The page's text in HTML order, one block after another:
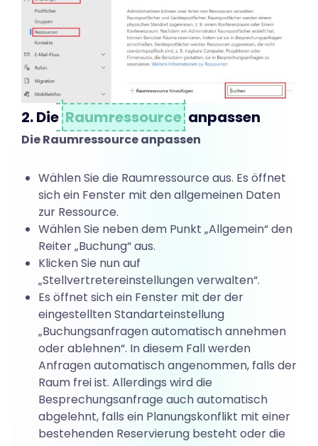
n
g
ä
u
m
2. Die Raumressource anpassen
Die Raumressource anpassen
Wählen Sie die Raumressource aus. Es öffnet
sich ein Fenster mit den allgemeinen Daten
zur Ressource.
Wählen Sie neben dem Punkt „Allgemein“ den
Reiter „Buchung“ aus.
Klicken Sie nun auf
„Stellvertretereinstellungen verwalten“.
Es öffnet sich ein Fenster mit der der
eingestellten Standarteinstellung
„Buchungsanfragen automatisch annehmen
oder ablehnen“. In diesem Fall werden
Anfragen automatisch angenommen, falls der
Raum frei ist. Allerdings wird die
Besprechungsanfrage auch automatisch
abgelehnt, falls ein Planungskonflikt mit einer
bestehenden Reservierung besteht oder die